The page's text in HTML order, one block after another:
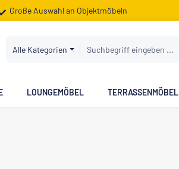
Große Auswahl an Objektmöbeln
Alle Kategorien
LOUNGEMÖBEL TERRASSENMÖBEL